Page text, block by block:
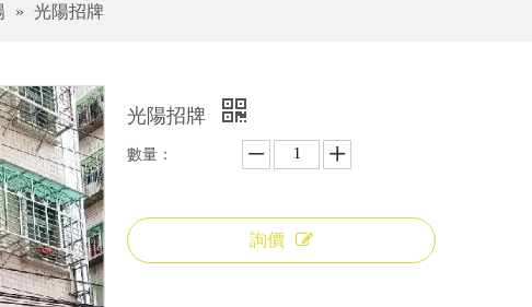
» 光陽招牌
光陽招牌
數量：
詢價